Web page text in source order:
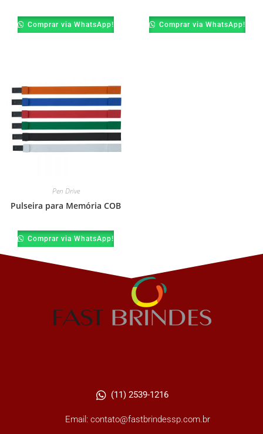
Comprar via WhatsApp! Comprar via WhatsApp!
Pen Drive
Pulseira para Memória COB
Comprar via WhatsApp!
(11) 2539-1216
Email: contato@fastbrindessp.com.br